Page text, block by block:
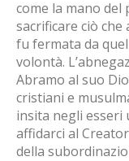
come la mano
sacrificare ciò
fu fermata da
volontà.
Abramo al suo
cristiani e
insita negli esseri
affidarci al
della